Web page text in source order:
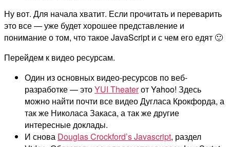
Ну вот. Для начала хватит. Если прочитать и переварить
это все — уже будет хорошее представление и
понимание о том, что такое JavaScript и с чем его едят 🙂
Перейдем к видео ресурсам.
Один из основных видео-ресурсов по веб-
разработке — этоYUI Theaterот Yahoo! Здесь
можно найти почти все видео Дугласа Крокфорда, а
так же Николаса Закаса, а так же другие
интересные доклады.
И снова Douglas Crockford’s Javascript, раздел